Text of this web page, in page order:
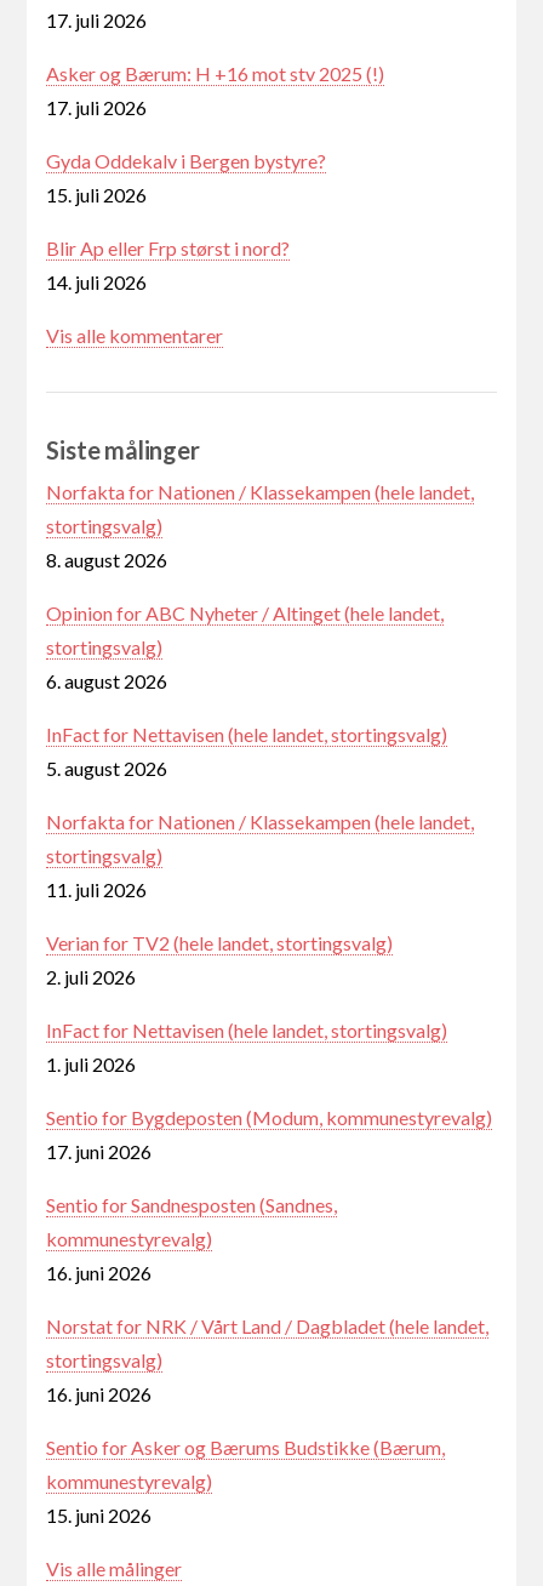
17. juli 2026
Asker og Bærum: H +16 mot stv 2025 (!)
17. juli 2026
Gyda Oddekalv i Bergen bystyre?
15. juli 2026
Blir Ap eller Frp størst i nord?
14. juli 2026
Vis alle kommentarer
Siste målinger
Norfakta for Nationen / Klassekampen (hele landet,
stortingsvalg)
8. august 2026
Opinion for ABC Nyheter / Altinget (hele landet,
stortingsvalg)
6. august 2026
InFact for Nettavisen (hele landet, stortingsvalg)
5. august 2026
Norfakta for Nationen / Klassekampen (hele landet,
stortingsvalg)
11. juli 2026
Verian for TV2 (hele landet, stortingsvalg)
2. juli 2026
InFact for Nettavisen (hele landet, stortingsvalg)
1. juli 2026
Sentio for Bygdeposten (Modum, kommunestyrevalg)
17. juni 2026
Sentio for Sandnesposten (Sandnes,
kommunestyrevalg)
16. juni 2026
Norstat for NRK / Vårt Land / Dagbladet (hele landet,
stortingsvalg)
16. juni 2026
Sentio for Asker og Bærums Budstikke (Bærum,
kommunestyrevalg)
15. juni 2026
Vis alle målinger